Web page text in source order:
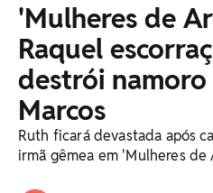
'Mulheres de
Raquel
destrói namoro
Marcos
Ruth ficará devastada após
irmã gêmea em 'Mulheres de